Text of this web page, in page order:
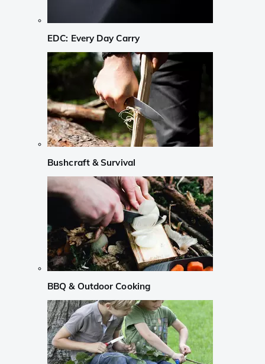
EDC: Every Day Carry
Bushcraft & Survival
BBQ & Outdoor Cooking